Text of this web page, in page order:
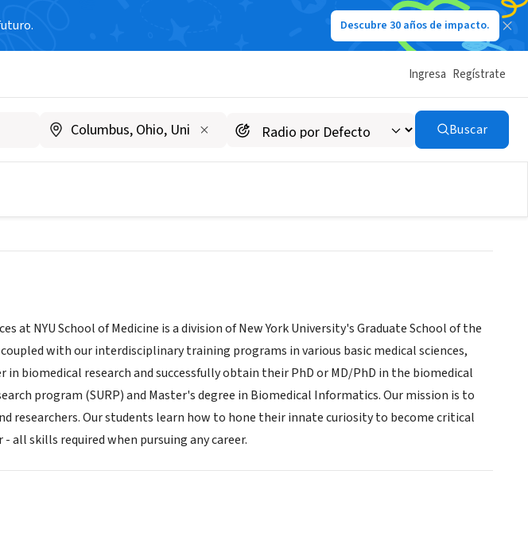
Descubre 30 años de impacto.
Ingresa Regístrate
Buscar
/ Sackler Institute of Graduate
at NYU School of Medicine is a division of New York University's Graduate School of the
coupled with our interdisciplinary training programs in various basic medical sciences,
biomedical research and successfully obtain their PhD or MD/PhD in the biomedical
program (SURP) and Master's degree in Biomedical Informatics. Our mission is to
researchers. Our students learn how to hone their innate curiosity to become critical
all skills required when pursuing any career.